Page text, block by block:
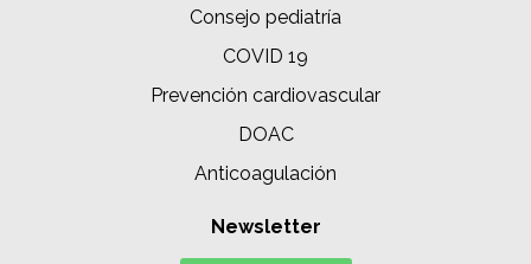
Consejo pediatría
COVID 19
Prevención cardiovascular
DOAC
Anticoagulación
Newsletter